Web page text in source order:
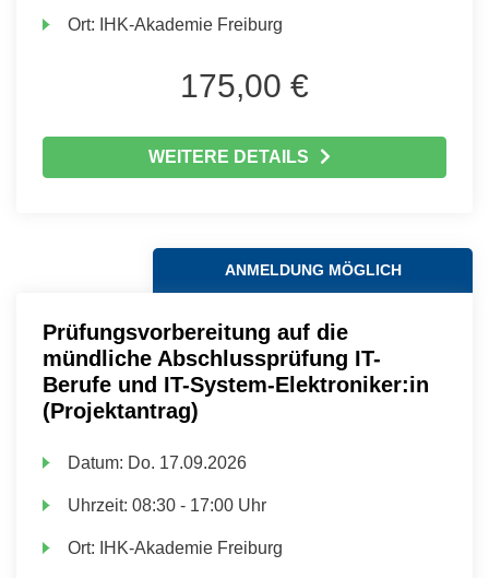
Ort: IHK-Akademie Freiburg
175,00 €
WEITERE DETAILS
ANMELDUNG MÖGLICH
Prüfungsvorbereitung auf die
mündliche Abschlussprüfung IT-
Berufe und IT-System-Elektroniker:in
(Projektantrag)
Datum: Do. 17.09.2026
Uhrzeit:08:30 - 17:00 Uhr
Ort: IHK-Akademie Freiburg